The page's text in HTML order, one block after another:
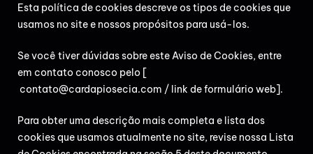
Esta política de cookies descreve os tipos de cookies que
usamos no site e nossos propósitos para usá-los.
Se você tiver dúvidas sobre este Aviso de Cookies, entre
em contato conosco pelo [
contato@cardapiosecia.com / link de formulário web].
Para obter uma descrição mais completa e lista dos
cookies que usamos atualmente no site, revise nossa Lista